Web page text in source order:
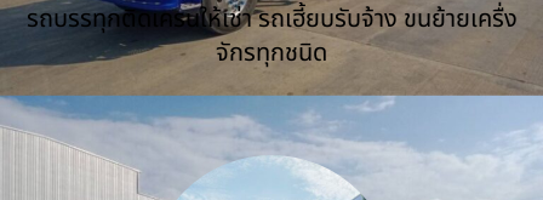
รถบรรทุกติดเครนให้เช่า รถเฮี้ยบรับจ้าง ขนย้ายเครื่ง
จักรทุกชนิด